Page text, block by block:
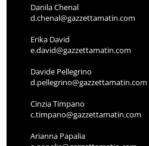
Danila Chenal
d.chenal@gazzettamatin.com
Erika David
e.david@gazzettamatin.com
Davide Pellegrino
d.pellegrino@gazzettamatin.com
Cinzia Timpano
c.timpano@gazzettamatin.com
Arianna Papalia